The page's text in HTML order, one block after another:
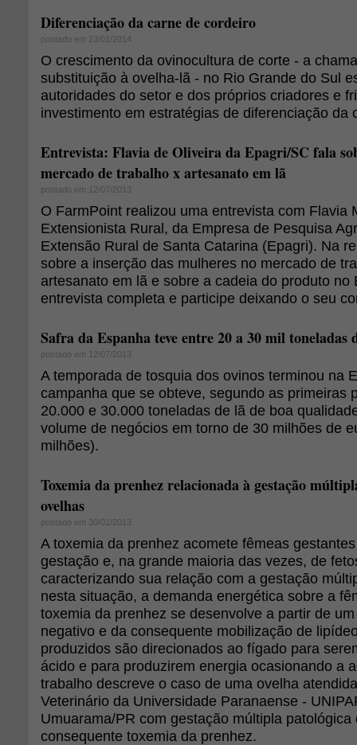
Diferenciação da carne de cordeiro
postado em 23/01/2014
O crescimento da ovinocultura de corte - a
substituição à ovelha-lã - no Rio Grande do Sul
autoridades do setor e dos próprios criadores e
investimento em estratégias de diferenciação da
Entrevista: Flavia de Oliveira da Epagri/SC fala
mercado de trabalho x artesanato em lã
postado em 12/07/2013
O FarmPoint realizou uma entrevista com Flavia
Extensionista Rural, da Empresa de Pesquisa
Extensão Rural de Santa Catarina (Epagri). Na
sobre a inserção das mulheres no mercado de
artesanato em lã e sobre a cadeia do produto no
entrevista completa e participe deixando o seu
Safra da Espanha teve entre 20 a 30 mil toneladas
postado em 12/07/2013
A temporada de tosquia dos ovinos terminou na
campanha que se obteve, segundo as primeiras
20.000 e 30.000 toneladas de lã de boa
volume de negócios em torno de 30 milhões de
milhões).
Toxemia da prenhez relacionada à gestação
ovelhas
postado em 30/01/2013
A toxemia da prenhez acomete fêmeas
gestação e, na grande maioria das vezes, de
caracterizando sua relação com a gestação
nesta situação, a demanda energética sobre a
toxemia da prenhez se desenvolve a partir de
negativo e da consequente mobilização de
produzidos são direcionados ao fígado para
ácido e para produzirem energia ocasionando a
trabalho descreve o caso de uma ovelha
Veterinário da Universidade Paranaense -
Umuarama/PR com gestação múltipla
consequente toxemia da prenhez.